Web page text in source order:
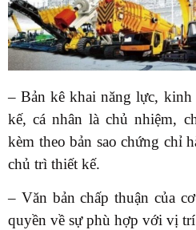
– Bản kê khai năng lực, kinh
kế, cá nhân là chủ nhiệm,
kèm theo bản sao chứng chỉ
chủ trì thiết kế.
– Văn bản chấp thuận của
quyền về sự phù hợp với vị